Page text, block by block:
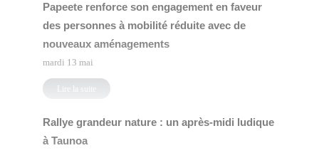
Papeete renforce son engagement en faveur
des personnes à mobilité réduite avec de
nouveaux aménagements
mardi 13 mai
Lire la suite
Rallye grandeur nature : un après-midi ludique
à Taunoa